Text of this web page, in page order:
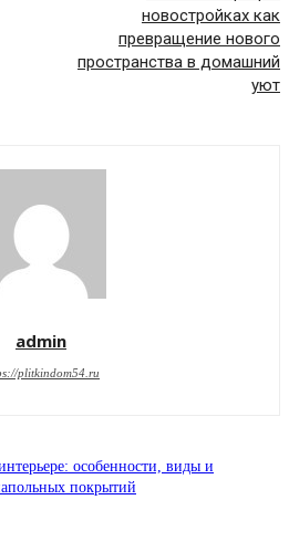
новостройках как
превращение нового
пространства в домашний
уют
admin
plitkindom54.ru
особенности, виды и
покрытий